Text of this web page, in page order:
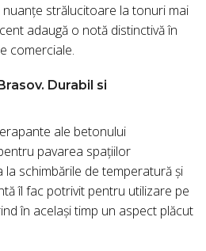
strălucitoare la tonuri mai
adaugă o notă distinctivă în
comerciale.
Durabil si
ale betonului
pavarea spațiilor
schimbările de temperatură și
îl fac potrivit pentru utilizare pe
în același timp un aspect plăcut